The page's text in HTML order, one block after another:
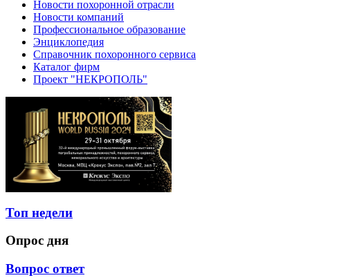
Новости похоронной отрасли
Новости компаний
Профессиональное образование
Энциклопедия
Справочник похоронного сервиса
Каталог фирм
Проект "НЕКРОПОЛЬ"
Топ недели
Опрос дня
Вопрос ответ